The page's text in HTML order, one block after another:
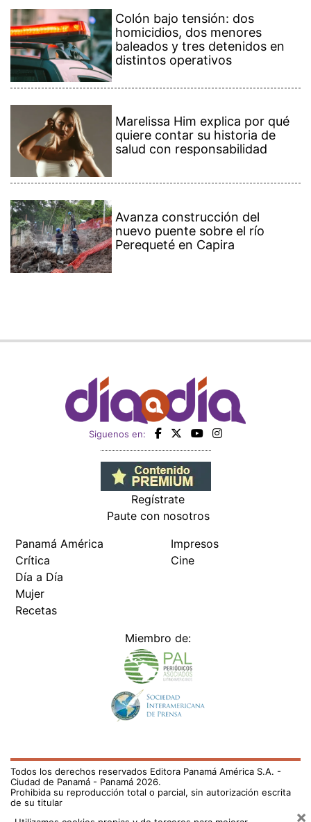
Colón bajo tensión: dos
homicidios, dos menores
baleados y tres detenidos en
distintos operativos
Marelissa Him explica por qué
quiere contar su historia de
salud con responsabilidad
Avanza construcción del
nuevo puente sobre el río
Perequeté en Capira
Siguenos en:
Regístrate
Paute con nosotros
Panamá América
Crítica
Día a Día
Mujer
Recetas
Impresos
Cine
Miembro de:
Todos los derechos reservados Editora Panamá América S.A. -
Ciudad de Panamá - Panamá 2026.
Prohibida su reproducción total o parcial, sin autorización escrita
de su titular
×